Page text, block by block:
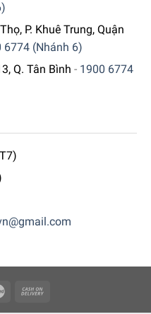
và sưởi) và chức năng
bị mà không cần giám
P. Khuê Trung, Quận
6774 (Nhánh 6)
Q. Tân Bình - 1900 6774